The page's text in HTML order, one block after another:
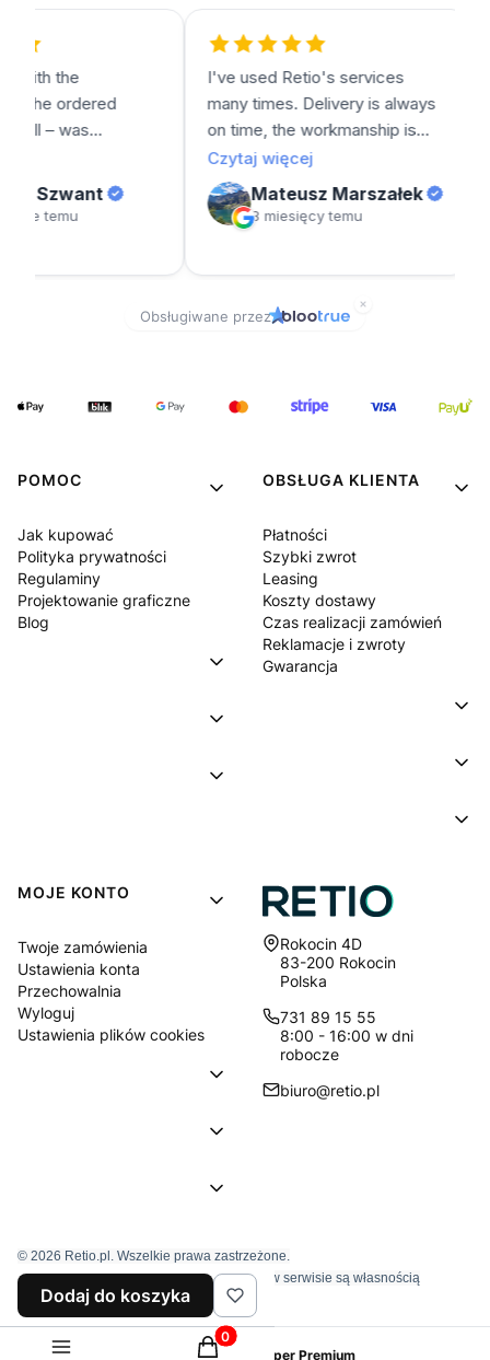
POMOC
Jak kupować
Polityka prywatności
Regulaminy
Projektowanie graficzne
Blog
OBSŁUGA KLIENTA
Płatności
Szybki zwrot
Leasing
Koszty dostawy
Czas realizacji zamówień
Reklamacje i zwroty
Gwarancja
MOJE KONTO
Twoje zamówienia
Ustawienia konta
Przechowalnia
Wyloguj
Ustawienia plików cookies
Adres:
Rokocin 4D
83-200 Rokocin
Polska
731 89 15 55
8:00 - 16:00 w dni
robocze
biuro@retio.pl
© 2026 Retio.pl. Wszelkie prawa zastrzeżone.
Znaki towarowe i nazwy firmowe używane w serwisie są własnością
wyłączne tychże firm.
Sklep internetowy Shoper Premium
Dodaj do koszyka
Produkty w koszyku: 0. Zobacz